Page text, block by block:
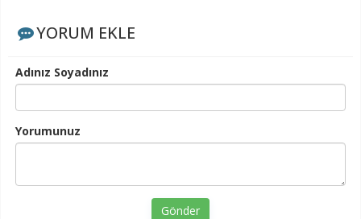
YORUM EKLE
Adınız Soyadınız
Yorumunuz
Gönder